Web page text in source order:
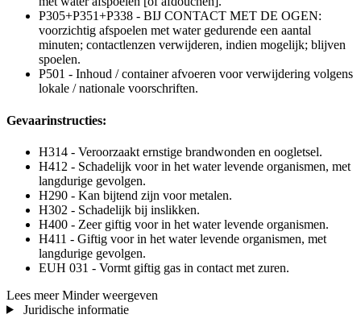
P305+P351+P338 - BIJ CONTACT MET DE OGEN:
voorzichtig afspoelen met water gedurende een aantal
minuten; contactlenzen verwijderen, indien mogelijk; blijven
spoelen.
P501 - Inhoud / container afvoeren voor verwijdering volgens
lokale / nationale voorschriften.
Gevaarinstructies:
H314 - Veroorzaakt ernstige brandwonden en oogletsel.
H412 - Schadelijk voor in het water levende organismen, met
langdurige gevolgen.
H290 - Kan bijtend zijn voor metalen.
H302 - Schadelijk bij inslikken.
H400 - Zeer giftig voor in het water levende organismen.
H411 - Giftig voor in het water levende organismen, met
langdurige gevolgen.
EUH 031 - Vormt giftig gas in contact met zuren.
Lees meer Minder weergeven
Juridische informatie